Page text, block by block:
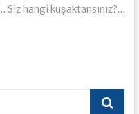
Siz hangi kuşaktansınız?…
Search